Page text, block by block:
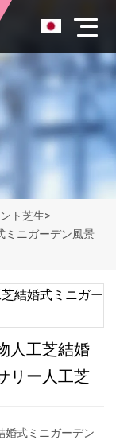
ト芝生>
ミニガーデン風景
人工芝結婚
リー人工芝
婚式ミニガーデン